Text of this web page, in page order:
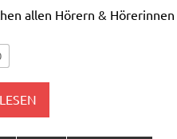
allen Hörern &